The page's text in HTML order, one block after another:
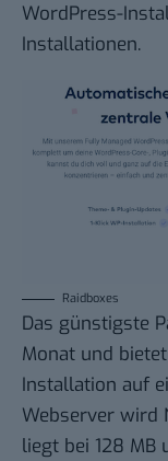
WordPress-
Installationen.
Raidboxes
Das günstigste
Monat und
Installation auf
Webserver wird
liegt bei 128 MB